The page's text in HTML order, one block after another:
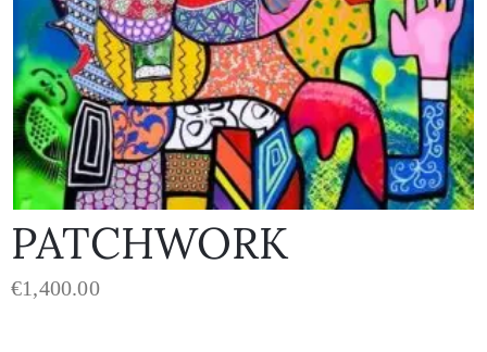
PATCHWORK
€1,400.00